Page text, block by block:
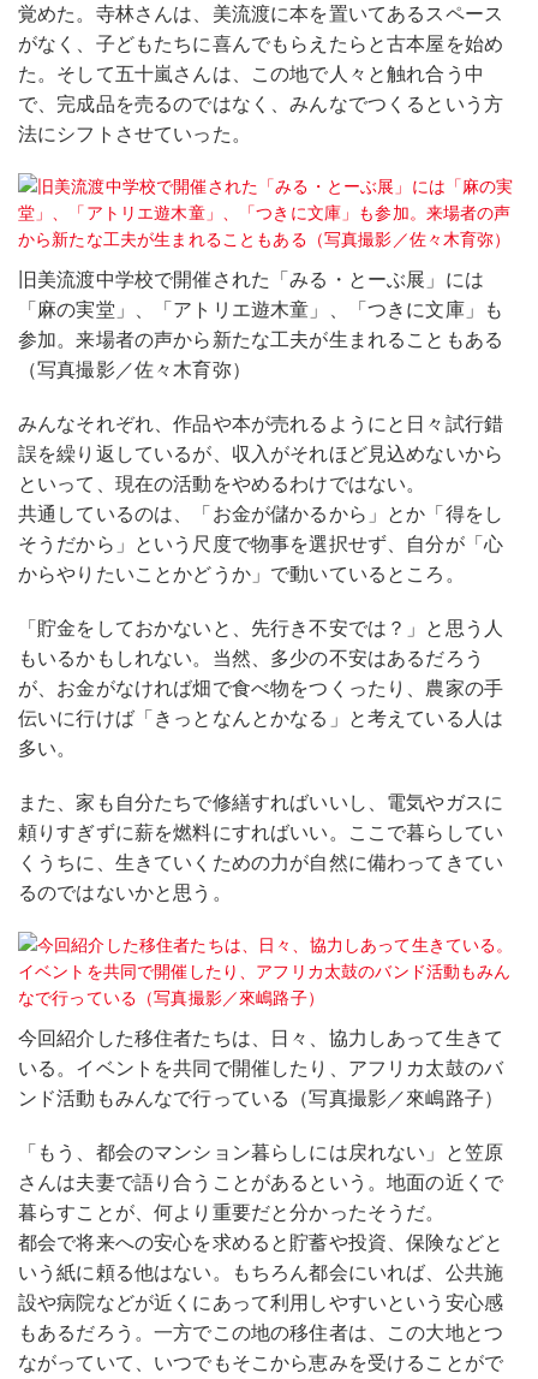
覚めた。寺林さんは、美流渡に本を置いてあるスペース
がなく、子どもたちに喜んでもらえたらと古本屋を始め
た。そして五十嵐さんは、この地で人々と触れ合う中
で、完成品を売るのではなく、みんなでつくるという方
法にシフトさせていった。
旧美流渡中学校で開催された「みる・とーぶ展」には
「麻の実堂」、「アトリエ遊木童」、「つきに文庫」も
参加。来場者の声から新たな工夫が生まれることもある
（写真撮影／佐々木育弥）
みんなそれぞれ、作品や本が売れるようにと日々試行錯
誤を繰り返しているが、収入がそれほど見込めないから
といって、現在の活動をやめるわけではない。
共通しているのは、「お金が儲かるから」とか「得をし
そうだから」という尺度で物事を選択せず、自分が「心
からやりたいことかどうか」で動いているところ。
「貯金をしておかないと、先行き不安では？」と思う人
もいるかもしれない。当然、多少の不安はあるだろう
が、お金がなければ畑で食べ物をつくったり、農家の手
伝いに行けば「きっとなんとかなる」と考えている人は
多い。
また、家も自分たちで修繕すればいいし、電気やガスに
頼りすぎずに薪を燃料にすればいい。ここで暮らしてい
くうちに、生きていくための力が自然に備わってきてい
るのではないかと思う。
今回紹介した移住者たちは、日々、協力しあって生きて
いる。イベントを共同で開催したり、アフリカ太鼓のバ
ンド活動もみんなで行っている（写真撮影／來嶋路子）
「もう、都会のマンション暮らしには戻れない」と笠原
さんは夫妻で語り合うことがあるという。地面の近くで
暮らすことが、何より重要だと分かったそうだ。
都会で将来への安心を求めると貯蓄や投資、保険などと
いう紙に頼る他はない。もちろん都会にいれば、公共施
設や病院などが近くにあって利用しやすいという安心感
もあるだろう。一方でこの地の移住者は、この大地とつ
ながっていて、いつでもそこから恵みを受けることがで